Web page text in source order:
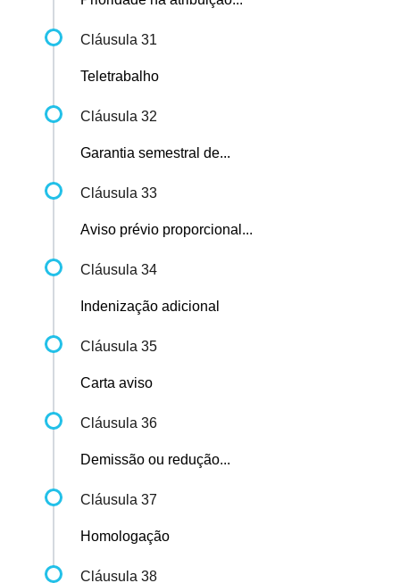
Cláusula 31
Teletrabalho
Cláusula 32
Garantia semestral de...
Cláusula 33
Aviso prévio proporcional...
Cláusula 34
Indenização adicional
Cláusula 35
Carta aviso
Cláusula 36
Demissão ou redução...
Cláusula 37
Homologação
Cláusula 38